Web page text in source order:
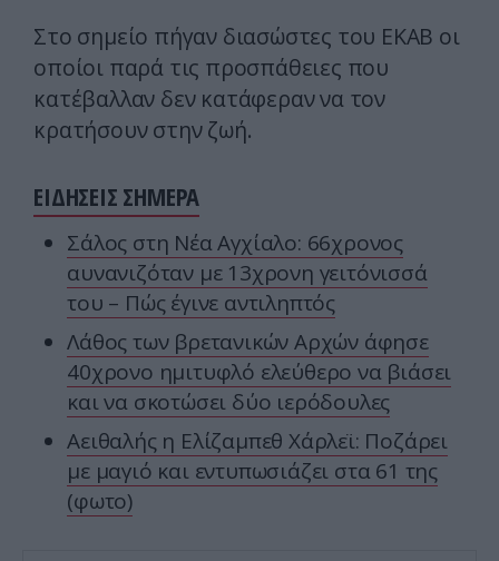
Στο σημείο πήγαν διασώστες του ΕΚΑΒ οι
οποίοι παρά τις προσπάθειες που
κατέβαλλαν δεν κατάφεραν να τον
κρατήσουν στην ζωή.
ΕΙΔΗΣΕΙΣ ΣΗΜΕΡΑ
Σάλος στη Νέα Αγχίαλο: 66χρονος
αυνανιζόταν με 13χρονη γειτόνισσά
του – Πώς έγινε αντιληπτός
Λάθος των βρετανικών Αρχών άφησε
40χρονο ημιτυφλό ελεύθερο να βιάσει
και να σκοτώσει δύο ιερόδουλες
Αειθαλής η Ελίζαμπεθ Χάρλεϊ: Ποζάρει
με μαγιό και εντυπωσιάζει στα 61 της
(φωτο)